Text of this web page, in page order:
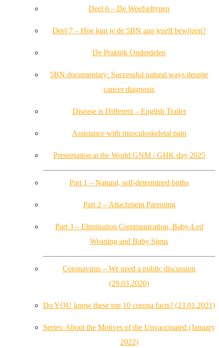
Deel 6 – De Weefseltypen
Deel 7 – Hoe kun je de 5BN aan jezelf bewijzen?
De Praktijk Onderdelen
5BN documentary: Successful natural ways despite
cancer diagnosis
Disease is Different – English Trailer
Assistance with musculoskeletal pain
Presentation at the World GNM / GHK day 2025
Part 1 – Natural, self-determined births
Part 2 – Attachment Parenting
Part 3 – Elimination Communication, Baby-Led
Weaning and Baby Signs
Coronavirus – We need a public discussion
(29.03.2020)
Do YOU know these top 10 corona facts? (23.01.2021)
Series: About the Motives of the Unvaccinated (January
2022)